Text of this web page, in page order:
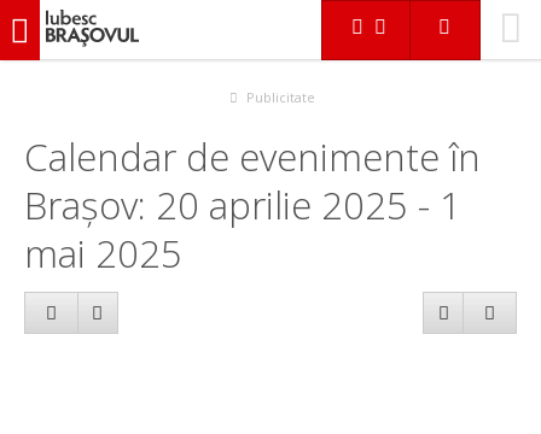
iubescbraşovul.ro
Publicitate
Calendar de evenimente în
Brașov: 20 aprilie 2025 - 1
mai 2025